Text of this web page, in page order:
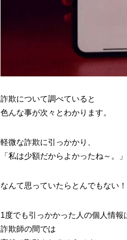
詐欺について調べていると
色んな事が次々とわかります。
軽微な詐欺に引っかかり、
「私は少額だからよかったね～。」
なんて思っていたらとんでもない！
1度でも引っかかった人の個人情報
詐欺師の間では